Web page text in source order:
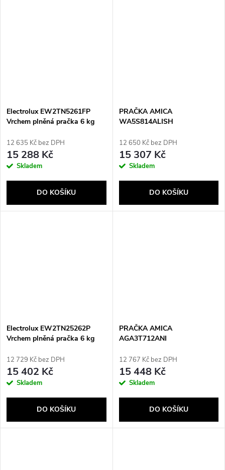
Electrolux EW2TN5261FP
Vrchem plněná pračka 6 kg
12 635 Kč bez DPH
15 288 Kč
Skladem
DO KOŠÍKU
PRAČKA AMICA
WA5S814ALISH
12 650 Kč bez DPH
15 307 Kč
Skladem
DO KOŠÍKU
Electrolux EW2TN25262P
Vrchem plněná pračka 6 kg
12 729 Kč bez DPH
15 402 Kč
Skladem
DO KOŠÍKU
PRAČKA AMICA
AGA3T712ANI
12 767 Kč bez DPH
15 448 Kč
Skladem
DO KOŠÍKU